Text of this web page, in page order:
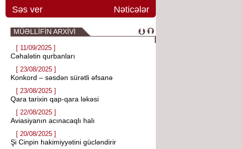
Səs ver
Nəticələr
MÜƏLLİFİN ARXİVİ
[ 11/09/2025 ]
Cəhalətin qurbanları
[ 23/08/2025 ]
Konkord – səsdən sürətli əfsanə
[ 23/08/2025 ]
Qara tarixin qap-qara ləkəsi
[ 22/08/2025 ]
Aviasiyanın acınacaqlı halı
[ 20/08/2025 ]
Şi Cinpin hakimiyyətini gücləndirir